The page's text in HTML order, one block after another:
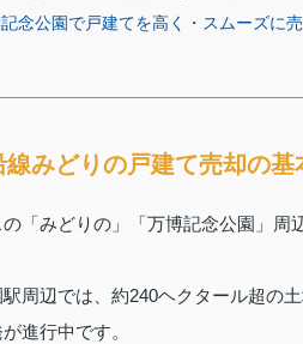
記念公園で戸建てを高く・スムーズに
みどりの戸建て売却の基
「みどりの」「万博記念公園」
周辺では、約240ヘクタール超の
進行中です。